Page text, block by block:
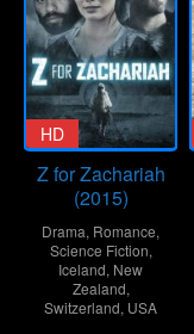
HD
Z for Zachariah
(2015)
Drama, Romance,
Science Fiction,
Iceland, New
Zealand,
Switzerland, USA